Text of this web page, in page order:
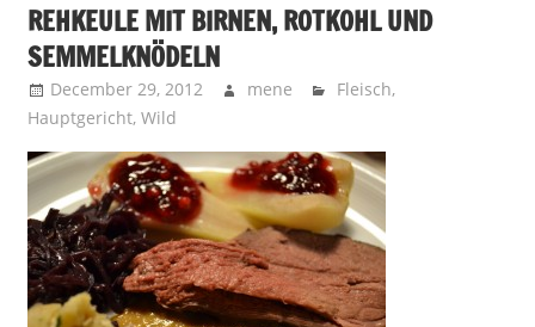
REHKEULE MIT BIRNEN, ROTKOHL UND
SEMMELKNÖDELN
December 29, 2012 mene Fleisch,
Hauptgericht, Wild